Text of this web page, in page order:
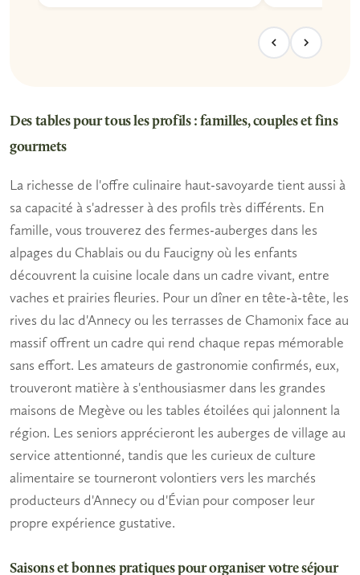
Des tables pour tous les profils : familles, couples et fins
gourmets
La richesse de l'offre culinaire haut-savoyarde tient aussi à
sa capacité à s'adresser à des profils très différents. En
famille, vous trouverez des fermes-auberges dans les
alpages du Chablais ou du Faucigny où les enfants
découvrent la cuisine locale dans un cadre vivant, entre
vaches et prairies fleuries. Pour un dîner en tête-à-tête, les
rives du lac d'Annecy ou les terrasses de Chamonix face au
massif offrent un cadre qui rend chaque repas mémorable
sans effort. Les amateurs de gastronomie confirmés, eux,
trouveront matière à s'enthousiasmer dans les grandes
maisons de Megève ou les tables étoilées qui jalonnent la
région. Les seniors apprécieront les auberges de village au
service attentionné, tandis que les curieux de culture
alimentaire se tourneront volontiers vers les marchés
producteurs d'Annecy ou d'Évian pour composer leur
propre expérience gustative.
Saisons et bonnes pratiques pour organiser votre séjour